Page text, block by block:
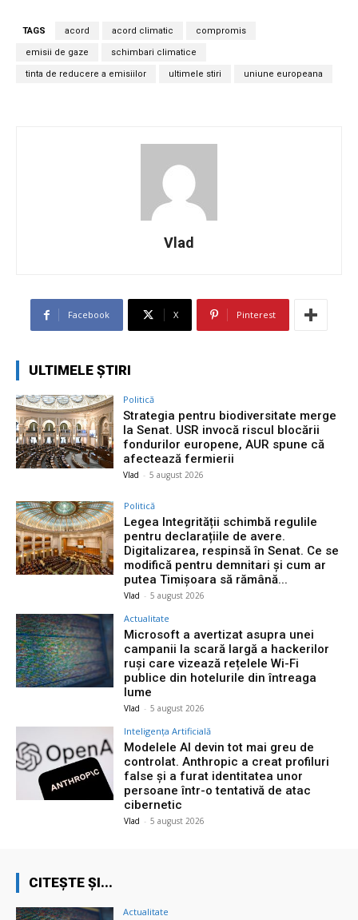
TAGS acord acord climatic compromis
emisii de gaze schimbari climatice
tinta de reducere a emisiilor ultimele stiri uniune europeana
Vlad
Facebook X Pinterest
ULTIMELE ȘTIRI
Politică
Strategia pentru biodiversitate merge
la Senat. USR invocă riscul blocării
fondurilor europene, AUR spune că
afectează fermierii
Vlad - 5 august 2026
Politică
Legea Integrității schimbă regulile
pentru declarațiile de avere.
Digitalizarea, respinsă în Senat. Ce se
modifică pentru demnitari și cum ar
putea Timișoara să rămână...
Vlad - 5 august 2026
Actualitate
Microsoft a avertizat asupra unei
campanii la scară largă a hackerilor
ruși care vizează rețelele Wi-Fi
publice din hotelurile din întreaga
lume
Vlad - 5 august 2026
Inteligența Artificială
Modelele AI devin tot mai greu de
controlat. Anthropic a creat profiluri
false și a furat identitatea unor
persoane într-o tentativă de atac
cibernetic
Vlad - 5 august 2026
CITEȘTE ȘI...
Actualitate